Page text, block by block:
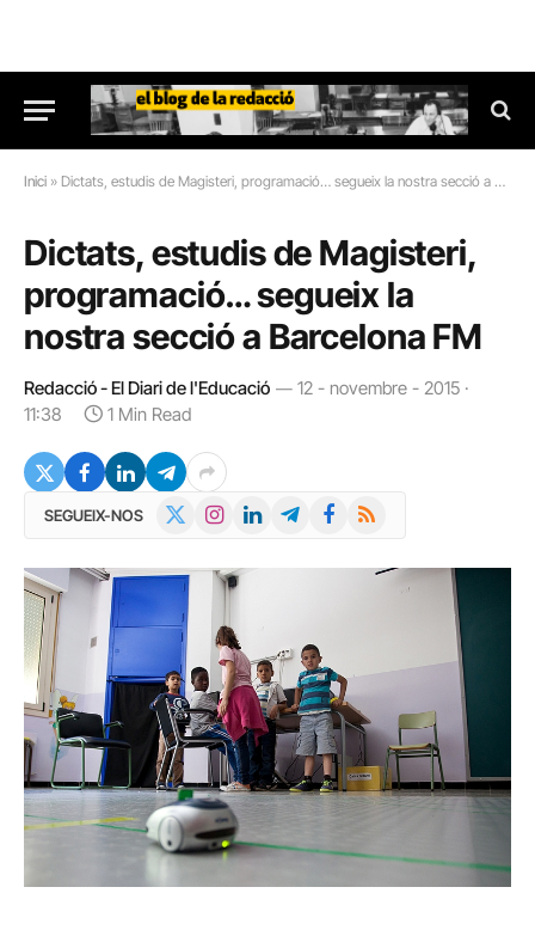
Inici » Dictats, estudis de Magisteri, programació… segueix la nostra secció a Barcelona FM
Dictats, estudis de Magisteri,
programació… segueix la
nostra secció a Barcelona FM
Redacció - El Diari de l'Educació
12 - novembre - 2015 ·
11:38
1 Min Read
SEGUEIX-NOS InstagramLinkedInTelegramFacebook
RSS